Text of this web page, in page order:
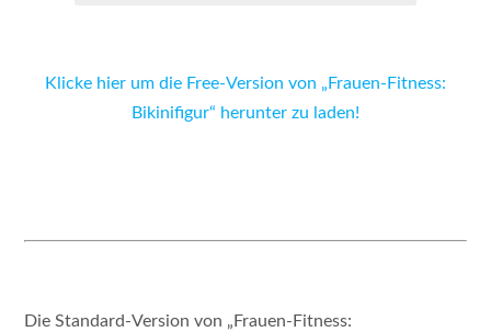
Klicke hier um die Free-Version von „Frauen-Fitness:
Bikinifigur“ herunter zu laden!
Die Standard-Version von „Frauen-Fitness: